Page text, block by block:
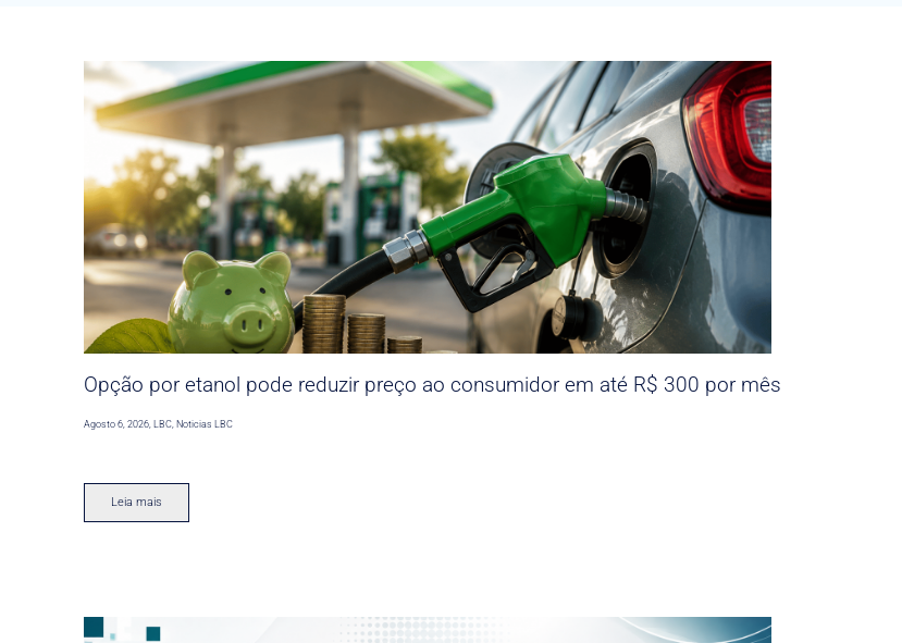
Opção por etanol pode reduzir preço ao consumidor em até R$ 300 por mês
Agosto 6, 2026,LBC,Noticias LBC
Leia mais